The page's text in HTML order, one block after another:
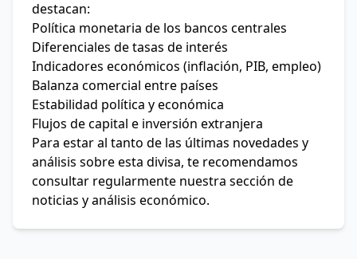
destacan:
Política monetaria de los bancos centrales
Diferenciales de tasas de interés
Indicadores económicos (inflación, PIB, empleo)
Balanza comercial entre países
Estabilidad política y económica
Flujos de capital e inversión extranjera
Para estar al tanto de las últimas novedades y
análisis sobre esta divisa, te recomendamos
consultar regularmente nuestra sección de
noticias y análisis económico.